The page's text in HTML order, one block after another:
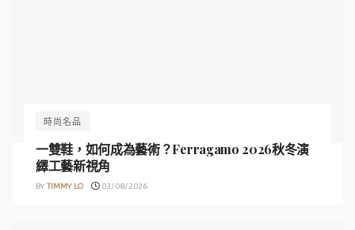
時尚名品
一雙鞋，如何成為藝術？Ferragamo 2026秋冬演
繹工藝新視角
BY TIMMY LO 03/08/2026